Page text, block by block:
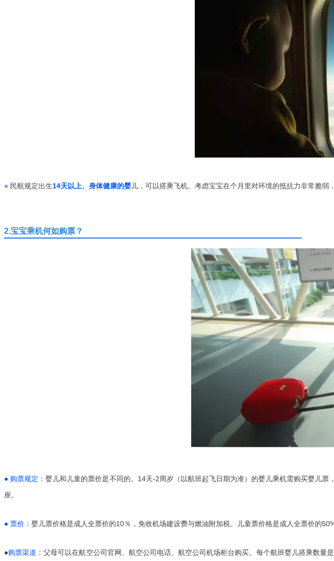
● 民航规定出生14天以上、身体健康的婴儿，可以搭乘飞机。考虑宝宝在个月里对环境的抵抗力非常脆
2.宝宝乘机何如购票？
● 购票规定：婴儿和儿童的票价是不同的。14天-2周岁（以航班起飞日期为准）的婴儿乘机需购买婴儿
座。
● 票价： 婴儿票价格是成人全票价的10％，免收机场建设费与燃油附加税。儿童票价格是成人全票价的
●购票渠道 ：父母可以在航空公司官网、航空公司电话、航空公司机场柜台购买。每个航班婴儿搭乘数